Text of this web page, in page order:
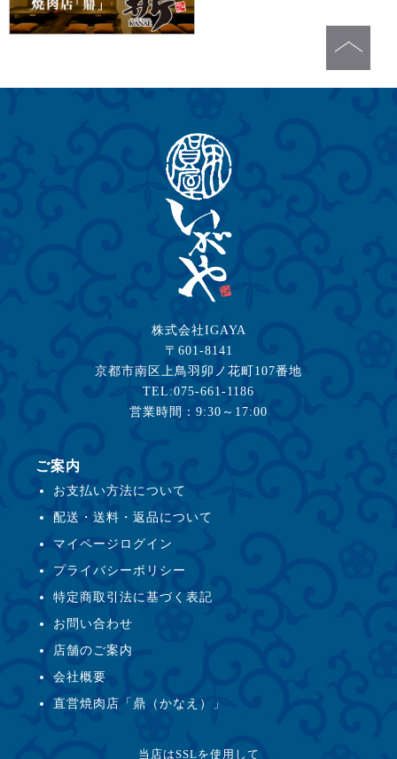
株式会社IGAYA
〒601-8141
京都市南区上鳥羽卯ノ花町107番地
TEL:075-661-1186
営業時間：9:30～17:00
ご案内
お支払い方法について
配送・送料・返品について
マイページログイン
プライバシーポリシー
特定商取引法に基づく表記
お問い合わせ
店舗のご案内
会社概要
直営焼肉店「鼎（かなえ）」
当店はSSLを使用して